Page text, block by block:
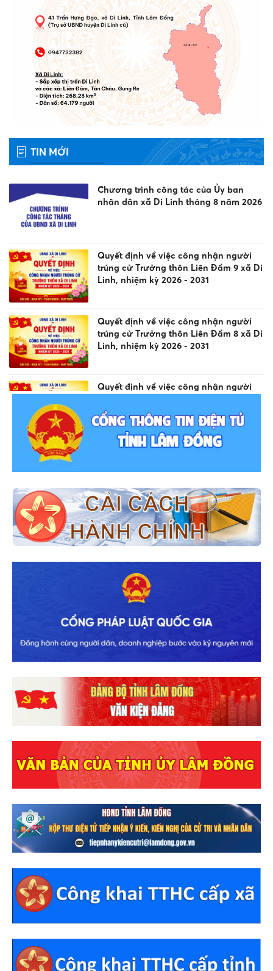
TIN MỚI
Chương trình công tác của Ủy ban
nhân dân xã Di Linh tháng 8 năm 2026
Quyết định về việc công nhận người
trúng cử Trưởng thôn Liên Đầm 9 xã Di
Linh, nhiệm kỳ 2026 - 2031
Quyết định về việc công nhận người
trúng cử Trưởng thôn Liên Đầm 8 xã Di
Linh, nhiệm kỳ 2026 - 2031
Quyết định về việc công nhận người
Linh, nhiệm kỳ 2026 - 2031